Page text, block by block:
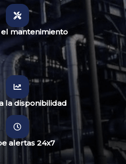
mantenimiento
la disponibilidad
alertas 24x7